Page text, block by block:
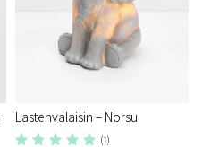
Lastenvalaisin – Norsu
(1)